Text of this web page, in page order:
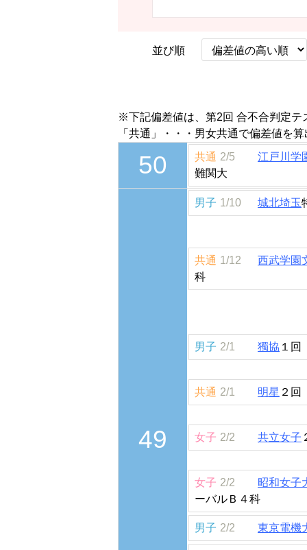
並び順
※下記偏差値は、第2回 合不合判定テ
「共通」・・・男女共通で偏差値を
50 共通 2/5
江戸川学
難関大
49
男子 1/10 城北埼玉
共通 1/12
西武学園
科
男子 2/1 獨協 １回
共通 2/1 明星 ２回
女子 2/2 共立女子
女子 2/2
昭和女子
ーバルＢ４科
男子 2/2 東京電機